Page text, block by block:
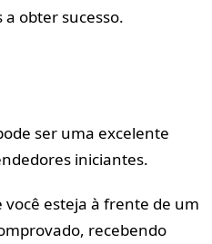
obter sucesso.
ser uma excelente
iniciantes.
esteja à frente de um
recebendo